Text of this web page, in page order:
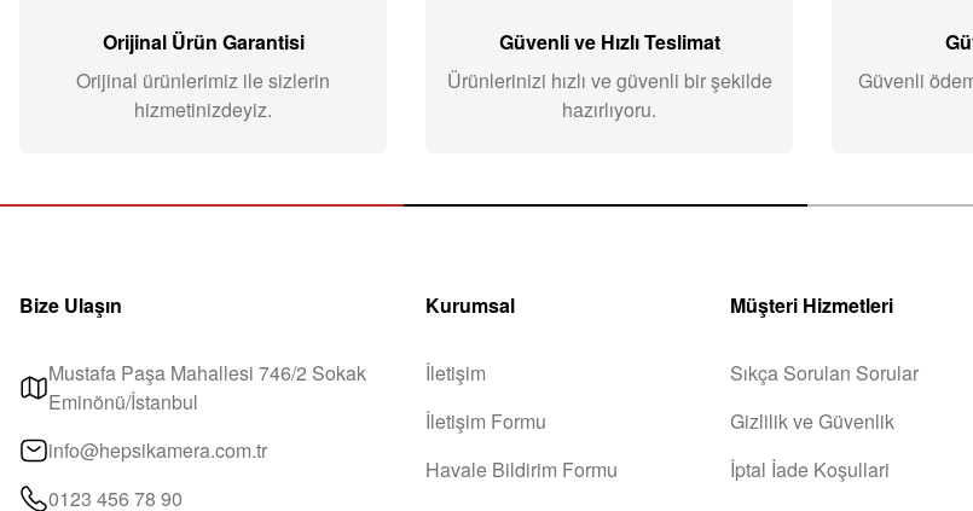
Orijinal Ürün Garantisi
Orijinal ürünlerimiz ile sizlerin
hizmetinizdeyiz.
Güvenli ve Hızlı Teslimat
Ürünlerinizi hızlı ve güvenli bir şekilde
hazırlıyoru.
Güvenli
Bize Ulaşın
Mustafa Paşa Mahallesi 746/2 Sokak
Eminönü/İstanbul
info@hepsikamera.com.tr
0123 456 78 90
Kurumsal
İletişim
İletişim Formu
Havale Bildirim Formu
Müşteri Hizmetleri
Sıkça Sorulan Sorular
Gizlilik ve Güvenlik
İptal İade Koşullari